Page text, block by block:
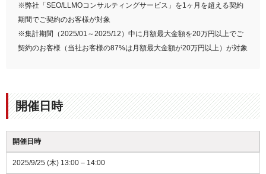
※弊社「SEO/LLMOコンサルティングサービス」を1ヶ月を超える契約
期間でご契約のお客様が対象
※集計期間（2025/01～2025/12）中に月額最大金額を20万円以上でご
契約のお客様（当社お客様の87%は月額最大金額が20万円以上）が対象
開催日時
開催日時
2025/9/25 (木) 13:00 – 14:00